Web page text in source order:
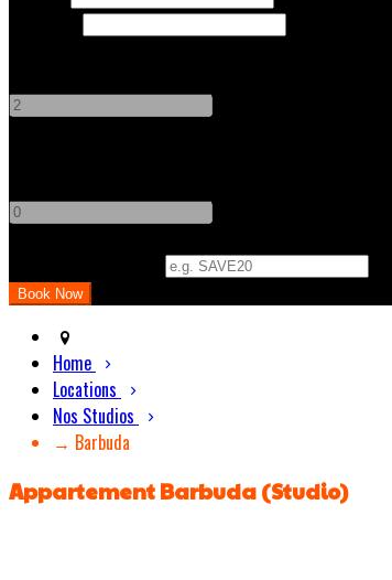
Home
Locations
Nos Studios
→ Barbuda
Appartement Barbuda (Studio)